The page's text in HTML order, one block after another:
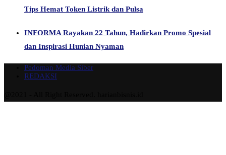
Tips Hemat Token Listrik dan Pulsa
INFORMA Rayakan 22 Tahun, Hadirkan Promo Spesial
dan Inspirasi Hunian Nyaman
Pedoman Media Siber
REDAKSI